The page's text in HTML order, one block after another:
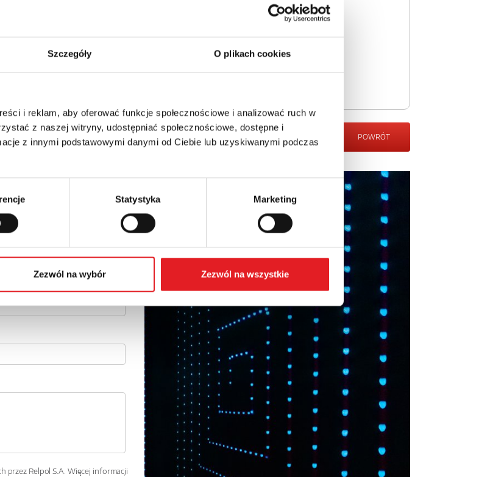
Szczegóły O plikach cookies
i reklam, aby oferować funkcje społecznościowe i analizować ruch w
z naszej witryny, udostępniać społecznościowe, dostępne i
z innymi podstawowymi danymi od Ciebie lub uzyskiwanymi podczas
Statystyka Marketing
Zezwól na wybór Zezwól na wszystkie
POWRÓT
*
przez Relpol S.A. Więcej informacji